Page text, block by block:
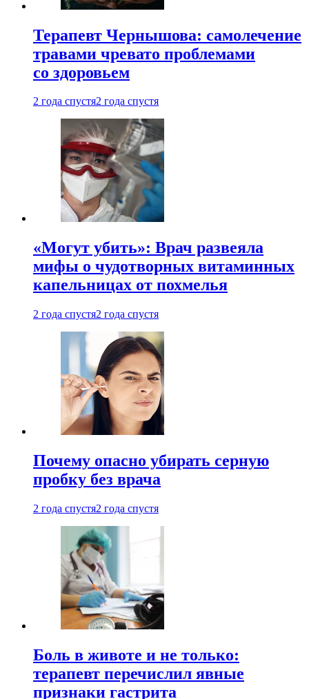
Терапевт Чернышова: самолечение
травами чревато проблемами
со здоровьем
2 года спустя2 года спустя
«Могут убить»: Врач развеяла
мифы о чудотворных витаминных
капельницах от похмелья
2 года спустя2 года спустя
Почему опасно убирать серную
пробку без врача
2 года спустя2 года спустя
Боль в животе и не только:
терапевт перечислил явные
признаки гастрита